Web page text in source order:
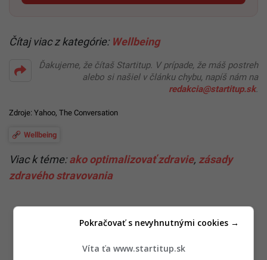
Čítaj viac z kategórie: Wellbeing
Ďakujeme, že čítaš Startitup. V prípade, že máš postreh
alebo si našiel v článku chybu, napíš nám na
redakcia@startitup.sk.
Zdroje: Yahoo, The Conversation
Wellbeing
Viac k téme:ako optimalizovať zdravie, zásady
zdravého stravovania
Víta ťa www.startitup.sk
Pokračovať s nevyhnutnými cookies →